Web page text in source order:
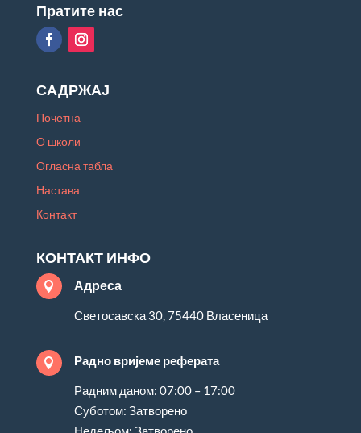
Пратите нас
САДРЖАЈ
Почетна
О школи
Огласна табла
Настава
Контакт
КОНТАКТ ИНФО
 Адреса
Светосавска 30, 75440 Власеница
 Радно вријеме реферата
Радним даном: 07:00 – 17:00
Суботом: Затворено